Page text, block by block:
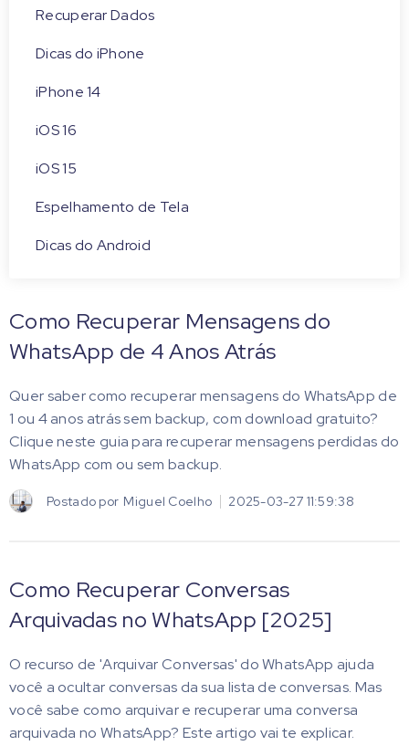
Recuperar Dados
Dicas do iPhone
iPhone 14
iOS 16
iOS 15
Espelhamento de Tela
Dicas do Android
Como Recuperar Mensagens do
WhatsApp de 4 Anos Atrás
Quer saber como recuperar mensagens do WhatsApp de
1 ou 4 anos atrás sem backup, com download gratuito?
Clique neste guia para recuperar mensagens perdidas do
WhatsApp com ou sem backup.
Postado por Miguel Coelho 2025-03-27 11:59:38
Como Recuperar Conversas
Arquivadas no WhatsApp [2025]
O recurso de 'Arquivar Conversas' do WhatsApp ajuda
você a ocultar conversas da sua lista de conversas. Mas
você sabe como arquivar e recuperar uma conversa
arquivada no WhatsApp? Este artigo vai te explicar.